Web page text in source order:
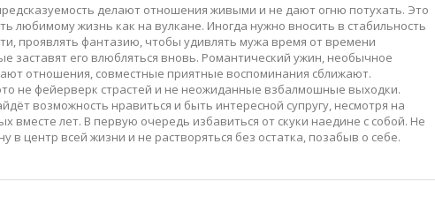
делают отношения живыми и не дают огню потухать. Это
любимому жизнь как на вулкане. Иногда нужно вносить в стабильность
проявлять фантазию, чтобы удивлять мужа время от времени
заставят его влюбляться вновь. Романтический ужин, необычное
отношения, совместные приятные воспоминания сближают.
не фейерверк страстей и не неожиданные взбалмошные выходки.
возможность нравиться и быть интересной супругу, несмотря на
вместе лет. В первую очередь избавиться от скуки наедине с собой. Не
в центр всей жизни и не растворяться без остатка, позабыв о себе.